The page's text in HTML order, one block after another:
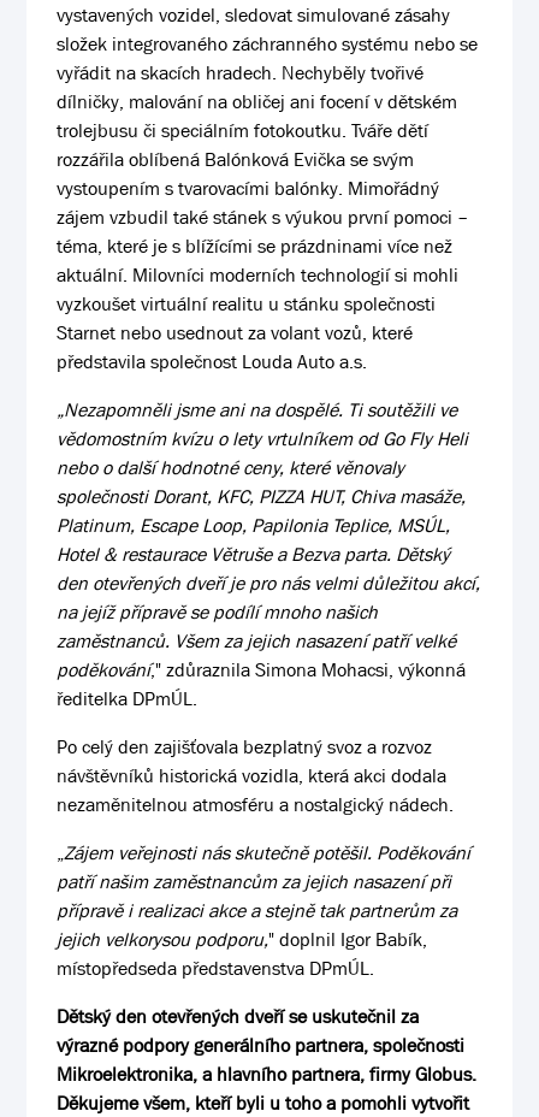
vystavených vozidel, sledovat simulované zásahy
složek integrovaného záchranného systému nebo se
vyřádit na skacích hradech. Nechyběly tvořivé
dílničky, malování na obličej ani focení v dětském
trolejbusu či speciálním fotokoutku. Tváře dětí
rozzářila oblíbená Balónková Evička se svým
vystoupením s tvarovacími balónky. Mimořádný
zájem vzbudil také stánek s výukou první pomoci –
téma, které je s blížícími se prázdninami více než
aktuální. Milovníci moderních technologií si mohli
vyzkoušet virtuální realitu u stánku společnosti
Starnet nebo usednout za volant vozů, které
představila společnost Louda Auto a.s.
„Nezapomněli jsme ani na dospělé. Ti soutěžili ve
vědomostním kvízu o lety vrtulníkem od Go Fly Heli
nebo o další hodnotné ceny, které věnovaly
společnosti Dorant, KFC, PIZZA HUT, Chiva masáže,
Platinum, Escape Loop, Papilonia Teplice, MSÚL,
Hotel & restaurace Větruše a Bezva parta. Dětský
den otevřených dveří je pro nás velmi důležitou akcí,
na jejíž přípravě se podílí mnoho našich
zaměstnanců. Všem za jejich nasazení patří velké
poděkování," zdůraznila Simona Mohacsi, výkonná
ředitelka DPmÚL.
Po celý den zajišťovala bezplatný svoz a rozvoz
návštěvníků historická vozidla, která akci dodala
nezaměnitelnou atmosféru a nostalgický nádech.
„Zájem veřejnosti nás skutečně potěšil. Poděkování
patří našim zaměstnancům za jejich nasazení při
přípravě i realizaci akce a stejně tak partnerům za
jejich velkorysou podporu," doplnil Igor Babík,
místopředseda představenstva DPmÚL.
Dětský den otevřených dveří se uskutečnil za
výrazné podpory generálního partnera, společnosti
Mikroelektronika, a hlavního partnera, firmy Globus.
Děkujeme všem, kteří byli u toho a pomohli vytvořit